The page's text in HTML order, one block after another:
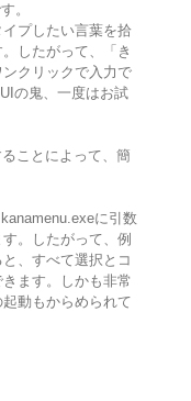
。
プしたい言葉を拾
したがって、「き
クリックで入力で
の鬼、一度はお試
ことによって、簡
に引数
。したがって、例
、すべて選択とコ
ます。しかも非常
動もからめられて